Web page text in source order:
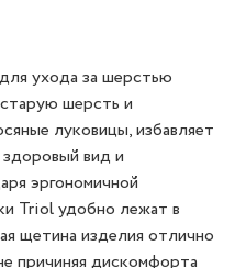
ухода за шерстью
шерсть и
луковицы, избавляет
вид и
эргономичной
Triol удобно лежат в
щетина изделия отлично
причиняя дискомфорта